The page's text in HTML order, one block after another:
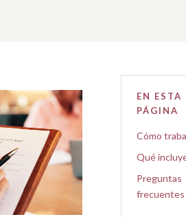
EN ESTA
PÁGINA
Cómo
Qué
Preguntas
frecuentes